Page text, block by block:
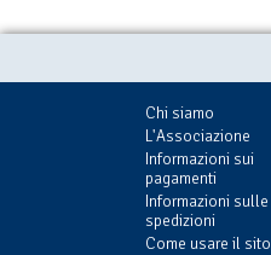
Chi siamo
L'Associazione
Informazioni sui
pagamenti
Informazioni sulle
spedizioni
Come usare il sito